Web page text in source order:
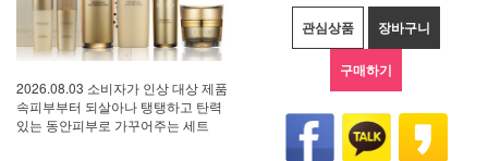
2026.08.03 소비자가 인상 대상 제품
속피부부터 되살아나 탱탱하고 탄력
있는 동안피부로 가꾸어주는 세트
관심상품 장바구니
구매하기